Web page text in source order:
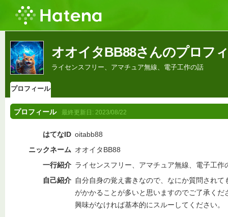
オオイタBB88さんのプロフ
ライセンスフリー、アマチュア無線、電子工作の話
プロフィール
プロフィール 最終更新日: 2023/08/22
はてなID oitabb88
ニックネーム オオイタBB88
一行紹介 ライセンスフリー、アマチュア無線、電子工作
自己紹介 自分自身の覚え書きなので、なにか質問され
がかかることが多いと思いますのでご了承くだ
興味がなければ基本的にスルーしてください。